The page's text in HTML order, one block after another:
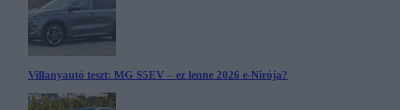
Villanyautó teszt: MG S5EV – ez lenne 2026 e-Nirója?